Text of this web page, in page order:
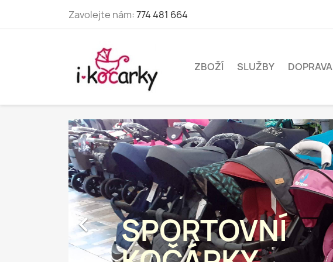
Zavolejte nám:774 481 664
ZBOŽÍ SLUŽBY DOPRAVA
SPORTOVNÍ
